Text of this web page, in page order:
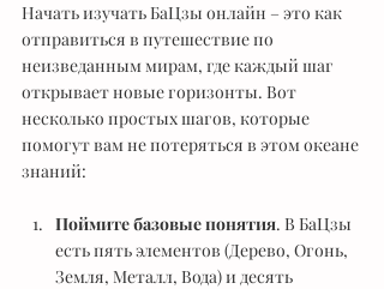
Начать изучать БаЦзы онлайн – это как
отправиться в путешествие по
неизведанным мирам, где каждый шаг
открывает новые горизонты. Вот
несколько простых шагов, которые
помогут вам не потеряться в этом океане
знаний:
Поймите базовые понятия. В БаЦзы
есть пять элементов (Дерево, Огонь,
Земля, Металл, Вода) и десять